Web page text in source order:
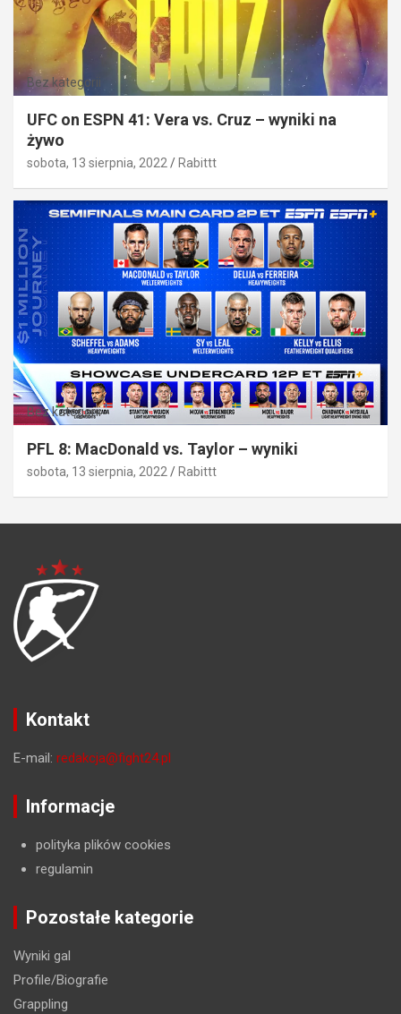
Bez kategorii
UFC on ESPN 41: Vera vs. Cruz – wyniki na
żywo
sobota, 13 sierpnia, 2022 Rabittt
Bez kategorii
PFL 8: MacDonald vs. Taylor – wyniki
sobota, 13 sierpnia, 2022 Rabittt
Kontakt
E-mail: redakcja@fight24.pl
Informacje
polityka plików cookies
regulamin
Pozostałe kategorie
Wyniki gal
Profile/Biografie
Grappling